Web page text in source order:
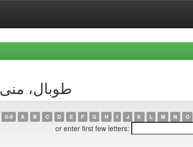
Browsing by Author طوبال، منى
0-9 A B C D E F G H I J K L M N O
or enter first few letters: